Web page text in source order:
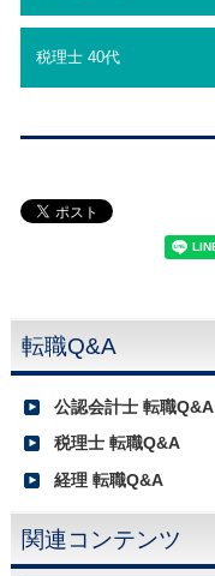
税理士 40代
転職Q&A
公認会計士 転職Q&A
税理士 転職Q&A
経理 転職Q&A
関連コンテンツ